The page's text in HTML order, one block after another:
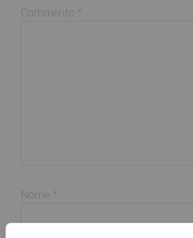
Commento *
Nome *